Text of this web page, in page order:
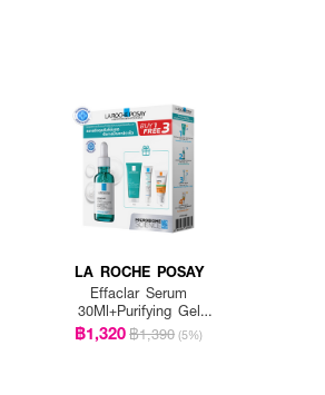
LA ROCHE POSAY
Effaclar Serum
30Ml+Purifying Gel
15Ml+Duo+M 3 Ml+Ant Oil
Control Cream 3 Ml
฿1,320฿1,390 (5%)